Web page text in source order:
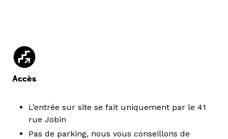
Accès
L’entrée sur site se fait uniquement par le 41
rue Jobin
Pas de parking, nous vous conseillons de